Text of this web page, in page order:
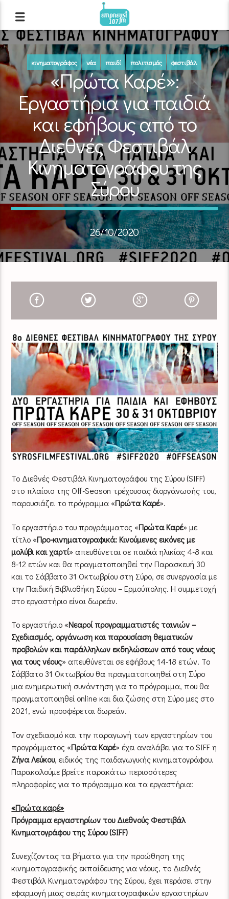
κινηματογράφος νέα παιδί πολιτισμός φεστιβάλ
«Πρώτα Καρέ»:
Εργαστήρια για παιδιά
και εφήβους από το
Διεθνές Φεστιβάλ
Κινηματογράφου της
Σύρου
26/10/2020
Το Διεθνές Φεστιβάλ Κινηματογράφου της Σύρου (SIFF)
στο πλαίσιο της Off-Season τρέχουσας διοργάνωσής του,
παρουσιάζει το πρόγραμμα «Πρώτα Καρέ».
Το εργαστήριο του προγράμματος «Πρώτα Καρέ» με
τίτλο «Προ-κινηματογραφικά: Κινούμενες εικόνες με
μολύβι και χαρτί» απευθύνεται σε παιδιά ηλικίας 4-8 και
8-12 ετών και θα πραγματοποιηθεί την Παρασκευή 30
και το Σάββατο 31 Οκτωβρίου στη Σύρο, σε συνεργασία με
την Παιδική Βιβλιοθήκη Σύρου – Ερμούπολης. Η συμμετοχή
στο εργαστήριο είναι δωρεάν.
Το εργαστήριο «Νεαροί προγραμματιστές ταινιών –
Σχεδιασμός, οργάνωση και παρουσίαση θεματικών
προβολών και παράλληλων εκδηλώσεων από τους νέους
για τους νέους» απευθύνεται σε εφήβους 14-18 ετών. Το
Σάββατο 31 Οκτωβρίου θα πραγματοποιηθεί στη Σύρο
μια ενημερωτική συνάντηση για το πρόγραμμα, που θα
πραγματοποιηθεί online και δια ζώσης στη Σύρο μες στο
2021, ενώ προσφέρεται δωρεάν.
Τον σχεδιασμό και την παραγωγή των εργαστηρίων του
προγράμματος «Πρώτα Καρέ» έχει αναλάβει για το SIFF η
Ζήνα Λεύκου, ειδικός της παιδαγωγικής κινηματογράφου.
Παρακαλούμε βρείτε παρακάτω περισσότερες
πληροφορίες για το πρόγραμμα και τα εργαστήρια:
«Πρώτα καρέ»
Πρόγραμμα εργαστηρίων του Διεθνούς Φεστιβάλ
Κινηματογράφου της Σύρου (SIFF)
Συνεχίζοντας τα βήματα για την προώθηση της
κινηματογραφικής εκπαίδευσης για νέους, το Διεθνές
Φεστιβάλ Κινηματογράφου της Σύρου, έχει περάσει στην
εφαρμογή μιας σειράς κινηματογραφικών εργαστηρίων